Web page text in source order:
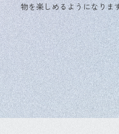
物を楽しめるようになりま